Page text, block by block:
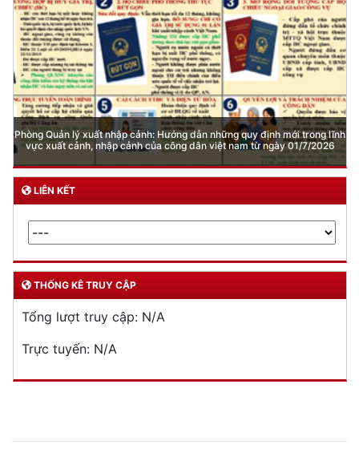
Phòng Quản lý xuất nhập cảnh: Hướng dẫn những quy định mới trong lĩnh
vực xuất cảnh, nhập cảnh của công dân việt nam từ ngày 01/7/2026
LIÊN KẾT
THỐNG KÊ TRUY CẬP
Tổng lượt truy cập: N/A
Trực tuyến: N/A